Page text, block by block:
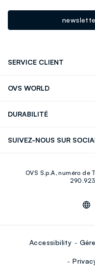
SERVICE CLIENT
OVS WORLD
DURABILITÉ
SUIVEZ-NOUS SUR
YoutubeOVS S.p.A, numéro
Accessibility